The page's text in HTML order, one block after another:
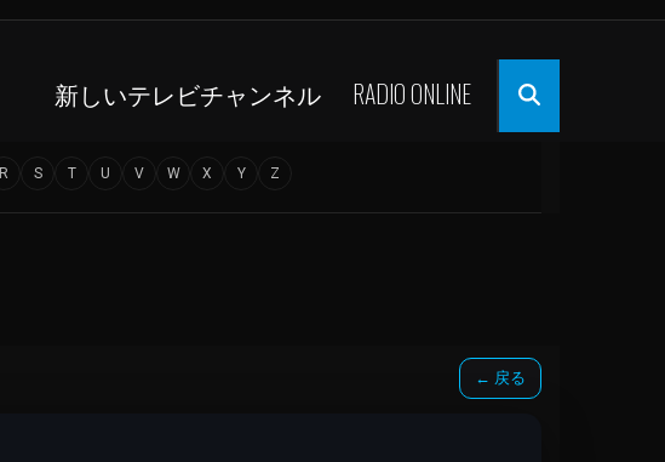
新しいテレビチャンネル RADIO ONLINE
R S T U V W X Y Z
← 戻る